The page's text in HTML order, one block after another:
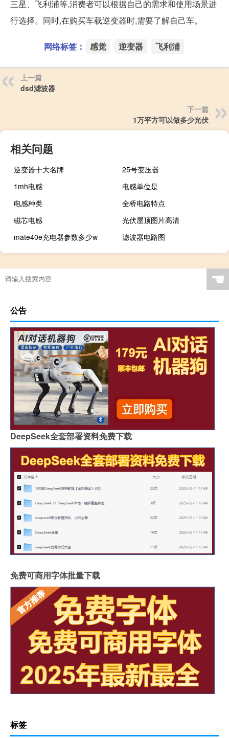
三星、飞利浦等,消费者可以根据自己的需求和使用场景进
行选择。同时,在购买车载逆变器时,需要了解自己车。
网络标签： 感觉 逆变器 飞利浦
上一篇
dsd滤波器
下一篇
1万平方可以做多少光伏
相关问题
逆变器十大名牌
25号变压器
1mh电感
电感单位是
电感种类
全桥电路特点
磁芯电感
光伏屋顶图片高清
mate40e充电器参数多少w
滤波器电路图
☚
公告
DeepSeek全套部署资料免费下载
免费可商用字体批量下载
标签